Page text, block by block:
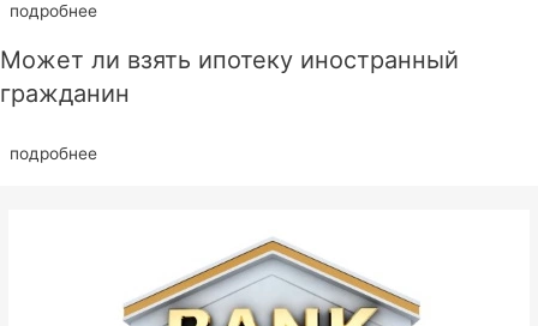
подробнее
Может ли взять ипотеку иностранный
гражданин
подробнее